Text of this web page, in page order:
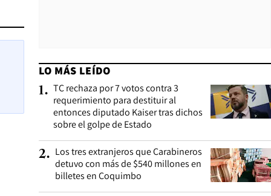
LO MÁS LEÍDO
1. TC rechaza por 7 votos contra 3
requerimiento para destituir al
entonces diputado Kaiser tras dichos
sobre el golpe de Estado
2. Los tres extranjeros que Carabineros
detuvo con más de $540 millones en
billetes en Coquimbo